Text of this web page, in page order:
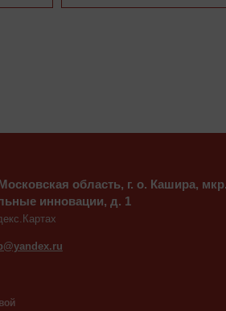
область, г. о. Кашира,
инновации, д. 1